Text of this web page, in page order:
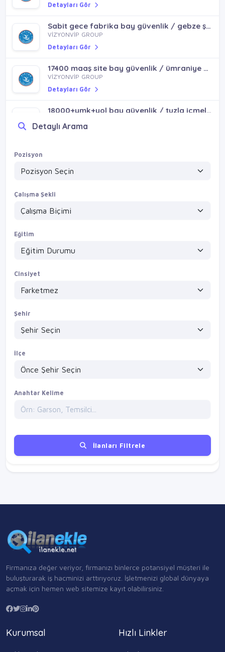
Detayları Gör
Sabit gece fabrika bay güvenlik / gebze şekerpınar çayırova
VİZYONVİP GROUP
Detayları Gör
17400 maaş site bay güvenlik / ümraniye dudullu
VİZYONVİP GROUP
Detayları Gör
18000+ymk+yol bay güvenlik / tuzla içmeler orhanlı aydınlı
Detayları Gör
Detayları Gör
Detaylı Arama
Pozisyon
Çalışma Şekli
Eğitim
Cinsiyet
Şehir
İlçe
Anahtar Kelime
İlanları Filtrele
Firmanıza değer veriyor, firmanızı binlerce potansiyel müşteri ile
buluşturarak iş hacminizi arttırıyoruz. İşletmenizi global dünyaya
açmak için hemen web sitemize kayıt olabilirsiniz.
Kurumsal Hızlı Linkler